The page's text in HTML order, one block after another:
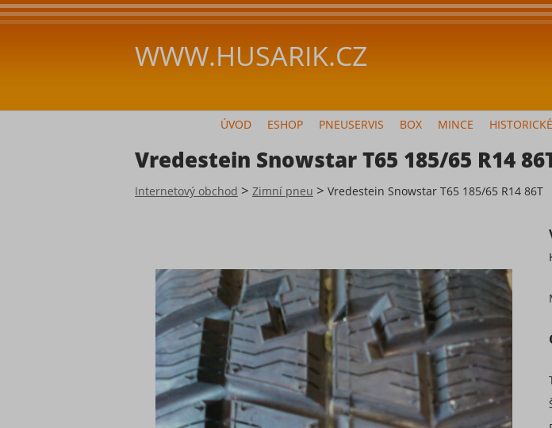
WWW.HUSARIK.CZ
ÚVOD ESHOP PNEUSERVIS BOX MINCE
Vredestein Snowstar T65 185/65 R14
Internetový obchod > Zimní pneu > Vredestein Snowstar T65 185/65 R14 86T